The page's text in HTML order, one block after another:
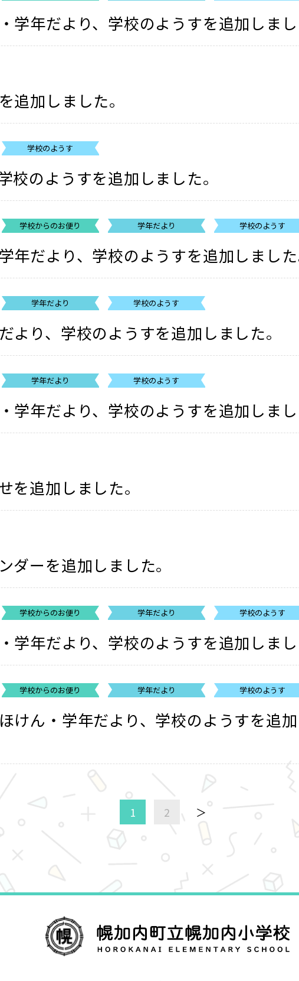
学年だより、学校のようすを追加しま
追加しました。
学校のようす
校のようすを追加しました。
学校からのお便り 学年だより 学校のようす
年だより、学校のようすを追加しまし
学年だより 学校のようす
より、学校のようすを追加しました。
学年だより 学校のようす
学年だより、学校のようすを追加しま
を追加しました。
ダーを追加しました。
学校からのお便り 学年だより 学校のようす
学年だより、学校のようすを追加しま
学校からのお便り 学年だより 学校のようす
けん・学年だより、学校のようすを追
1 2 ＞